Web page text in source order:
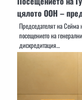
цялото ООН –
Председателят на Сейма
посещението на
дискредитация…